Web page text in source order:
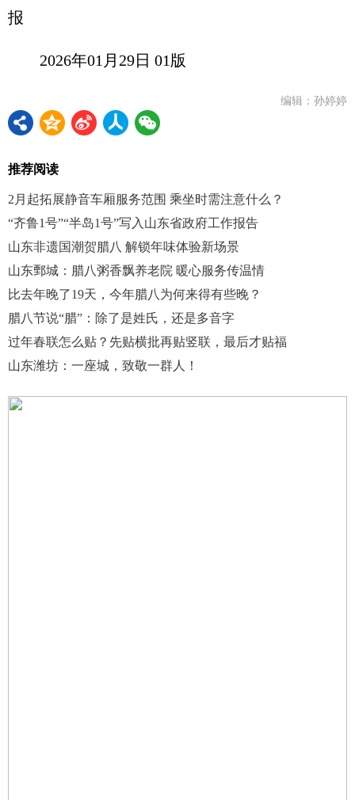
报
2026年01月29日 01版
编辑：孙婷婷
推荐阅读
2月起拓展静音车厢服务范围 乘坐时需注意什么？
“齐鲁1号”“半岛1号”写入山东省政府工作报告
山东非遗国潮贺腊八 解锁年味体验新场景
山东鄄城：腊八粥香飘养老院 暖心服务传温情
比去年晚了19天，今年腊八为何来得有些晚？
腊八节说“腊”：除了是姓氏，还是多音字
过年春联怎么贴？先贴横批再贴竖联，最后才贴福
山东潍坊：一座城，致敬一群人！